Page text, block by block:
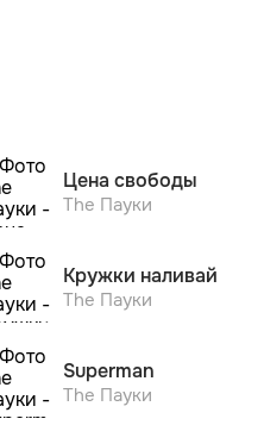
Цена свободы
The Пауки
Кружки наливай
The Пауки
Superman
The Пауки